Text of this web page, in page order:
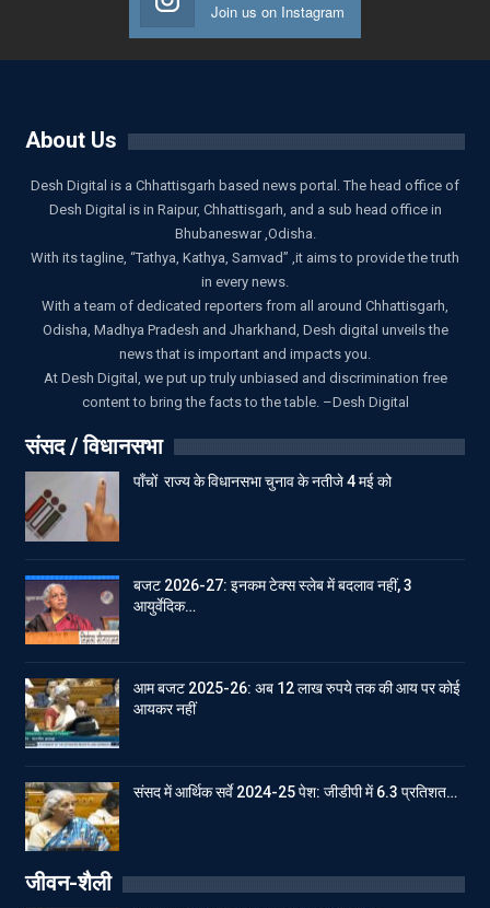
Join us on Instagram
About Us
Desh Digital is a Chhattisgarh based news portal. The head office of
Desh Digital is in Raipur, Chhattisgarh, and a sub head office in
Bhubaneswar ,Odisha.
With its tagline, “Tathya, Kathya, Samvad” ,it aims to provide the truth
in every news.
With a team of dedicated reporters from all around Chhattisgarh,
Odisha, Madhya Pradesh and Jharkhand, Desh digital unveils the
news that is important and impacts you.
At Desh Digital, we put up truly unbiased and discrimination free
content to bring the facts to the table. –Desh Digital
संसद / विधानसभा
पाँचों राज्य के विधानसभा चुनाव के नतीजे 4 मई को
बजट 2026-27: इनकम टेक्स स्लेब में बदलाव नहीं, 3
आयुर्वेदिक…
आम बजट 2025-26: अब 12 लाख रुपये तक की आय पर कोई
आयकर नहीं
संसद में आर्थिक सर्वे 2024-25 पेश: जीडीपी में 6.3 प्रतिशत…
जीवन-शैली